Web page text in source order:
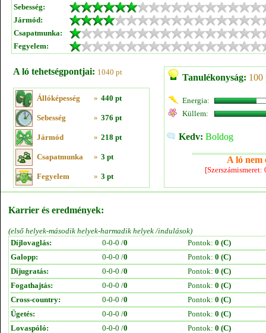
Sebesség:
Jármód:
Csapatmunka:
Fegyelem:
A ló tehetségpontjai: 1040 pt
Állóképesség » 440 pt
Sebesség » 376 pt
Jármód » 218 pt
Csapatmunka » 3 pt
Fegyelem » 3 pt
Tanulékonyság: 100
Energia:
Küllem:
Kedv: Boldog
A ló nem
Karrier és eredmények:
(első helyek-második helyek-harmadik helyek /indulások)
Díjlovaglás:
0-0-0 /0 Pontok: 0 (C)
Galopp:
0-0-0 /0 Pontok: 0 (C)
Díjugratás:
0-0-0 /0 Pontok: 0 (C)
Fogathajtás:
0-0-0 /0 Pontok: 0 (C)
Cross-country:
0-0-0 /0 Pontok: 0 (C)
Ügetés:
0-0-0 /0 Pontok: 0 (C)
Lovaspóló:
0-0-0 /0 Pontok: 0 (C)